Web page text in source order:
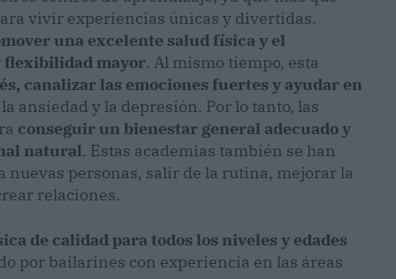
vivir experiencias únicas y divertidas.
una excelente salud física y el
flexibilidad mayor. Al mismo tiempo, esta
canalizar las emociones fuertes y ayudar en
ansiedad y la depresión. Por lo tanto, las
conseguir un bienestar general adecuado y
natural. Estas academias también se han
nuevas personas, salir de la rutina, mejorar la
relaciones.
de calidad para todos los niveles y edades
por bailarines con experiencia en las áreas